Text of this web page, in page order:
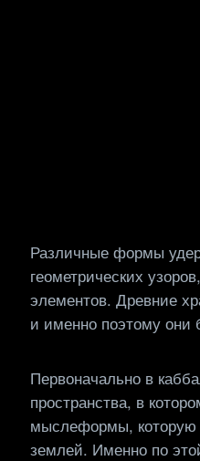
Различные формы
геометрических
элементов. Древние
и именно поэтому
Первоначально в
пространства, в
мыслеформы, которую
землей. Именно по